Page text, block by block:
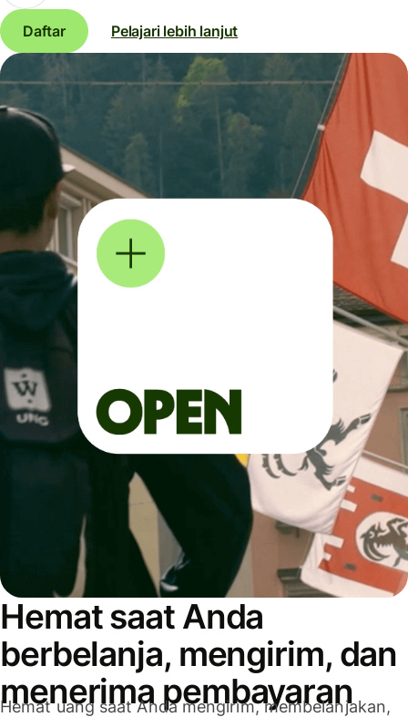
Daftar Pelajari lebih lanjut
Hemat saat Anda
berbelanja, mengirim, dan
menerima pembayaran
Hemat uang saat Anda mengirim, membelanjakan,